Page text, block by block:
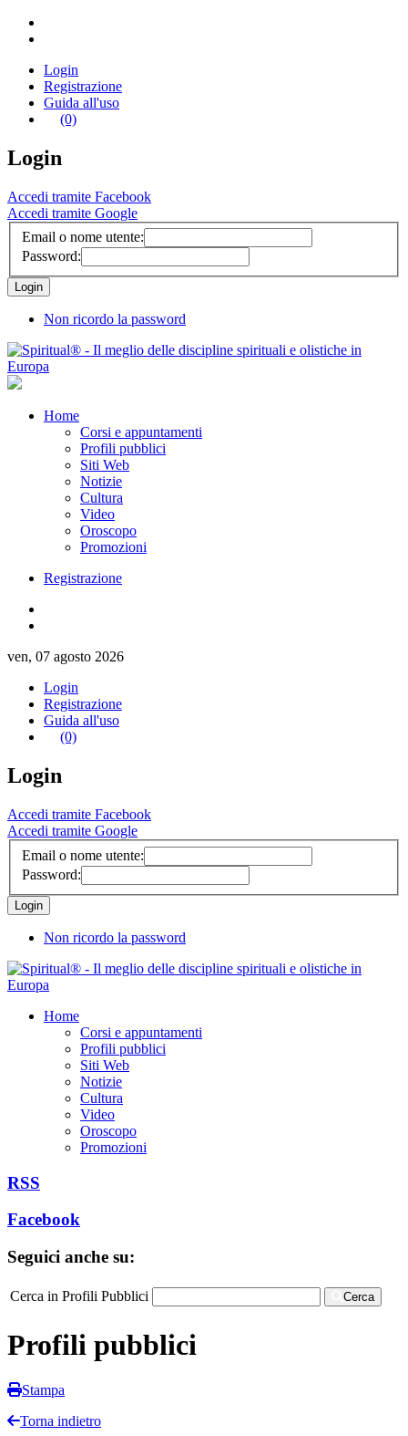
Login
Registrazione
Guida all'uso
(0)
Login
Accedi tramite Facebook
Accedi tramite Google
Email o nome utente:
Password:
Non ricordo la password
Home
Corsi e appuntamenti
Profili pubblici
Siti Web
Notizie
Cultura
Video
Oroscopo
Promozioni
Registrazione
ven, 07 agosto 2026
Login
Registrazione
Guida all'uso
(0)
Login
Accedi tramite Facebook
Accedi tramite Google
Email o nome utente:
Password:
Non ricordo la password
Home
Corsi e appuntamenti
Profili pubblici
Siti Web
Notizie
Cultura
Video
Oroscopo
Promozioni
RSS
Facebook
Seguici anche su:
Cerca in Profili Pubblici Cerca
Profili pubblici
Stampa
Torna indietro